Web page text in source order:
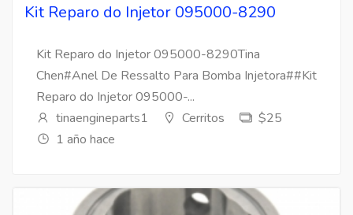
Kit Reparo do Injetor 095000-8290
Kit Reparo do Injetor 095000-8290Tina
Chen#Anel De Ressalto Para Bomba Injetora##Kit
Reparo do Injetor 095000-...
tinaengineparts1
Cerritos
$25
1 año hace